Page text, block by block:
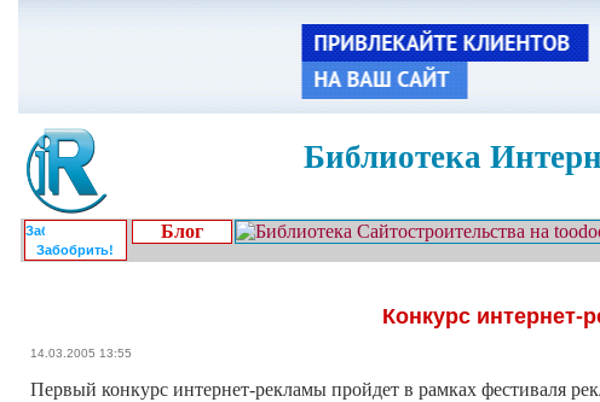
Библиотека
Забобрить!
Блог
Конкурс
14.03.2005 13:55
Первый конкурс интернет-рекламы пройдет в рамках фестиваля